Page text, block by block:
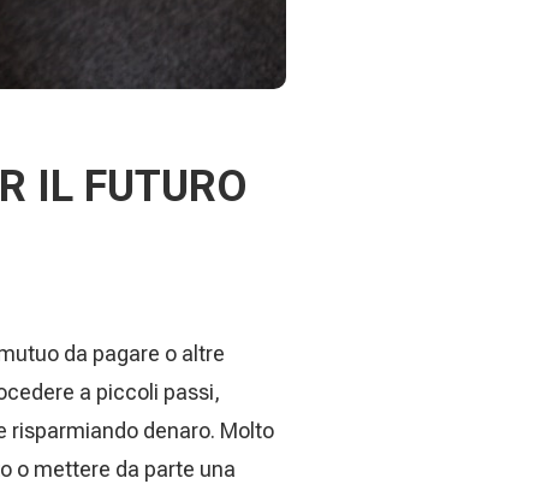
IL FUTURO
da pagare o altre
a piccoli passi,
denaro. Molto
o mettere da parte una